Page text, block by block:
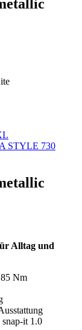
STYLE 730
Alltag und
Nm
it 1.0